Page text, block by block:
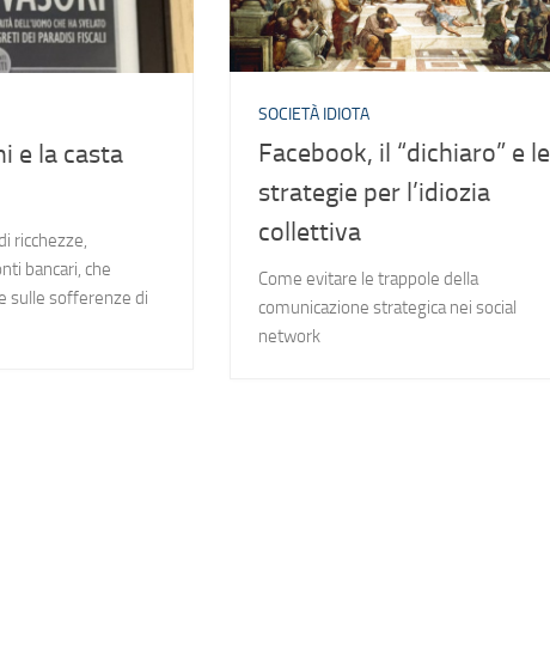
e la casta
ricchezze,
bancari, che
sulle sofferenze di
SOCIETÀ IDIOTA
Facebook, il “dichiaro” e le
strategie per l’idiozia
collettiva
Come evitare le trappole della
comunicazione strategica nei social
network